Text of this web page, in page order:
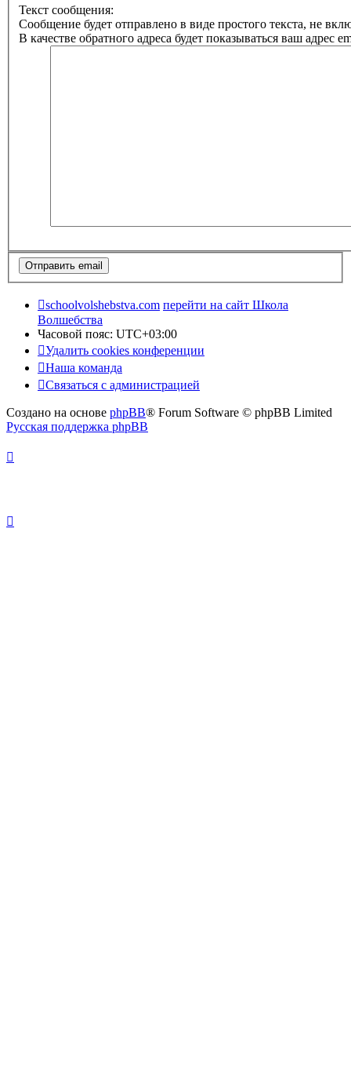
Текст сообщения:
Сообщение будет отправлено в виде простого текста, не
В качестве обратного адреса будет показываться ваш адрес
schoolvolshebstva.com перейти на сайт Школа
Волшебства
Часовой пояс: UTC+03:00
Удалить cookies конференции
Наша команда
Связаться с администрацией
Создано на основе phpBB® Forum Software © phpBB Limited
Русская поддержка phpBB